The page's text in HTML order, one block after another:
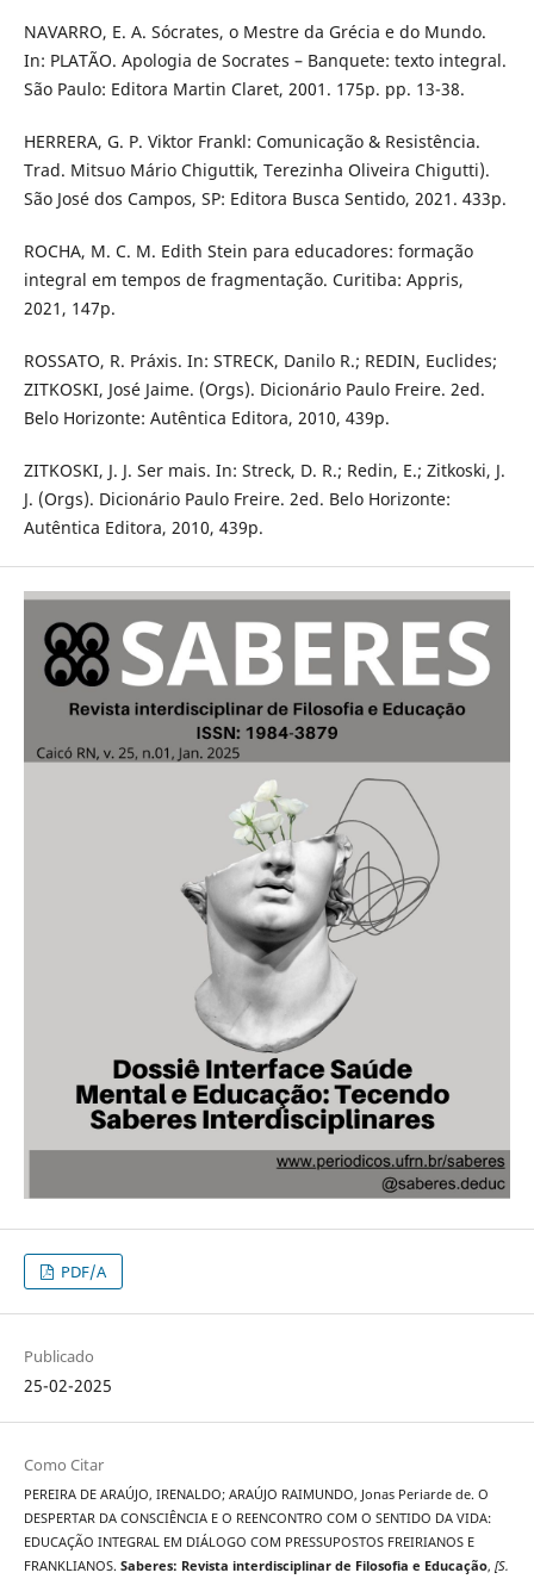
NAVARRO, E. A. Sócrates, o Mestre da Grécia e do Mundo.
In: PLATÃO. Apologia de Socrates – Banquete: texto integral.
São Paulo: Editora Martin Claret, 2001. 175p. pp. 13-38.
HERRERA, G. P. Viktor Frankl: Comunicação & Resistência.
Trad. Mitsuo Mário Chiguttik, Terezinha Oliveira Chigutti).
São José dos Campos, SP: Editora Busca Sentido, 2021. 433p.
ROCHA, M. C. M. Edith Stein para educadores: formação
integral em tempos de fragmentação. Curitiba: Appris,
2021, 147p.
ROSSATO, R. Práxis. In: STRECK, Danilo R.; REDIN, Euclides;
ZITKOSKI, José Jaime. (Orgs). Dicionário Paulo Freire. 2ed.
Belo Horizonte: Autêntica Editora, 2010, 439p.
ZITKOSKI, J. J. Ser mais. In: Streck, D. R.; Redin, E.; Zitkoski, J.
J. (Orgs). Dicionário Paulo Freire. 2ed. Belo Horizonte:
Autêntica Editora, 2010, 439p.
PDF/A
Publicado
25-02-2025
Como Citar
PEREIRA DE ARAÚJO, IRENALDO; ARAÚJO RAIMUNDO, Jonas Periarde de. O
DESPERTAR DA CONSCIÊNCIA E O REENCONTRO COM O SENTIDO DA VIDA:
EDUCAÇÃO INTEGRAL EM DIÁLOGO COM PRESSUPOSTOS FREIRIANOS E
FRANKLIANOS. Saberes: Revista interdisciplinar de Filosofia e Educação, [S.